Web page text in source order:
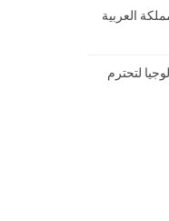
العربية
لتحترم